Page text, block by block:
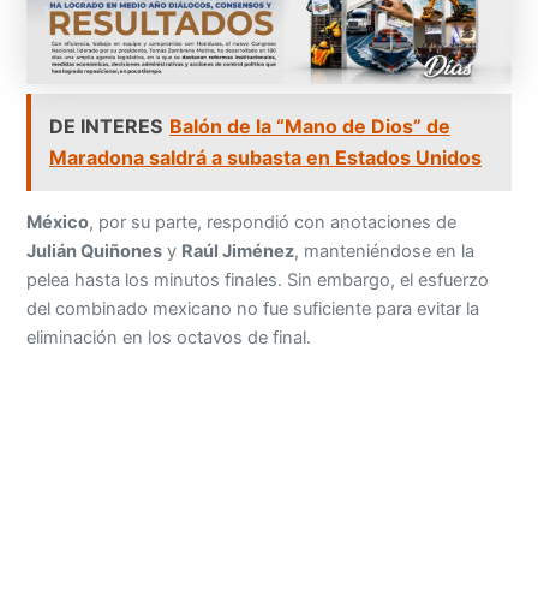
DE INTERES Balón de la “Mano de Dios” de
Maradona saldrá a subasta en Estados Unidos
México, por su parte, respondió con anotaciones de
Julián Quiñones y Raúl Jiménez, manteniéndose en la
pelea hasta los minutos finales. Sin embargo, el esfuerzo
del combinado mexicano no fue suficiente para evitar la
eliminación en los octavos de final.